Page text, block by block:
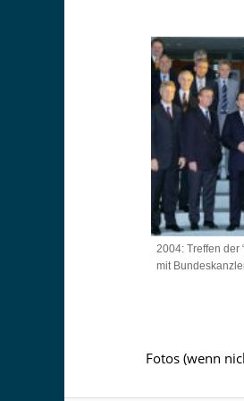
2004: Treffen der
mit
Fotos (wenn